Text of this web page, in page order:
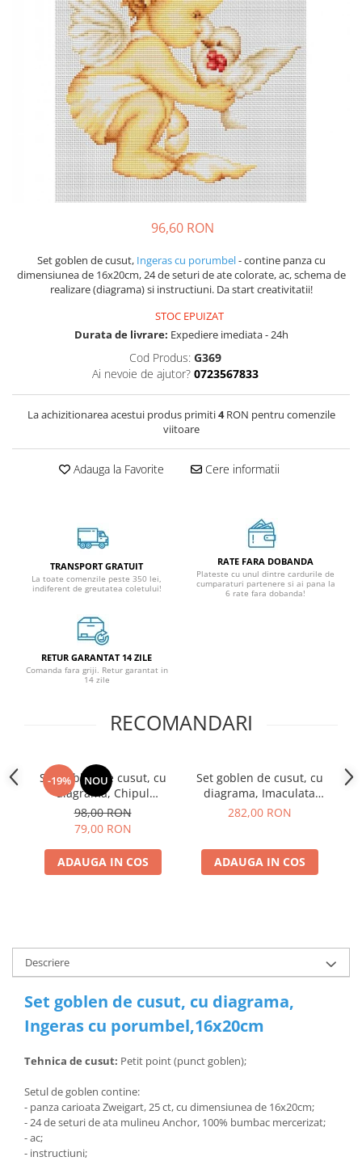
96,60 RON
Set goblen de cusut,Ingeras cu porumbel- contine panza cu
dimensiunea de 16x20cm, 24 de seturi de ate colorate, ac, schema de
realizare (diagrama) si instructiuni. Da start creativitatii!
STOC EPUIZAT
Durata de livrare: Expediere imediata - 24h
Cod Produs: G369
Ai nevoie de ajutor? 0723567833
La achizitionarea acestui produs primiti4RON pentru comenzile
viitoare
Adauga la Favorite Cere informatii
TRANSPORT GRATUIT
La toate comenzile peste 350 lei,
indiferent de greutatea coletului!
RATE FARA DOBANDA
Plateste cu unul dintre cardurile de
cumparaturi partenere si ai pana la
6 rate fara dobanda!
RETUR GARANTAT 14 ZILE
Comanda fara griji. Retur garantat in
14 zile
RECOMANDARI
-19% NOU
Set goblen de cusut, cu
diagrama, Chipul
Mantuitorului, 14x20cm
98,00 RON
79,00 RON
ADAUGA IN COS
Set goblen de cusut, cu
diagrama, Imaculata
conceptie, 25x37cm
282,00 RON
ADAUGA IN COS
Descriere
Set goblen de cusut, cu diagrama,
Ingeras cu porumbel,16x20cm
Tehnica de cusut: Petit point (punct goblen);
Setul de goblen contine:
- panza carioata Zweigart, 25 ct, cu dimensiunea de 16x20cm;
- 24 de seturi de ata mulineu Anchor, 100% bumbac mercerizat;
- ac;
- instructiuni;